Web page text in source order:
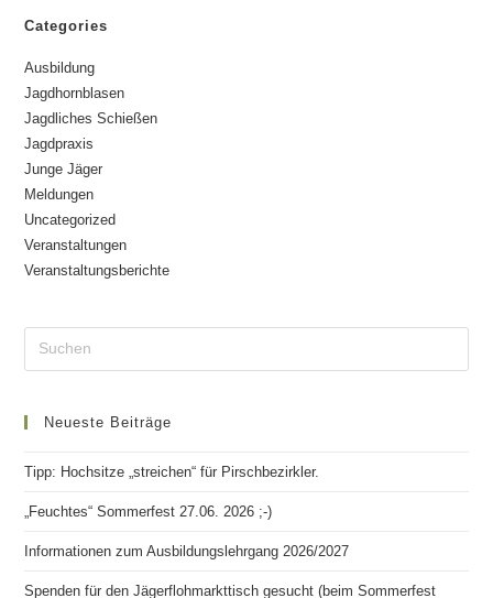
Categories
Ausbildung
Jagdhornblasen
Jagdliches Schießen
Jagdpraxis
Junge Jäger
Meldungen
Uncategorized
Veranstaltungen
Veranstaltungsberichte
Neueste Beiträge
Tipp: Hochsitze „streichen“ für Pirschbezirkler.
„Feuchtes“ Sommerfest 27.06. 2026 ;-)
Informationen zum Ausbildungslehrgang 2026/2027
Spenden für den Jägerflohmarkttisch gesucht (beim Sommerfest